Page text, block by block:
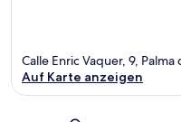
Calle Enric Vaquer, 9,
Auf Karte anzeigen